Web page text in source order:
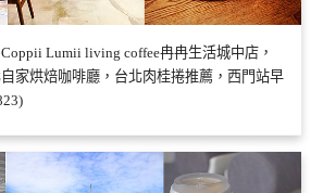
Coppii Lumii living coffee冉冉生活城中店，
家烘焙咖啡廳，台北肉桂捲推薦，西門站早